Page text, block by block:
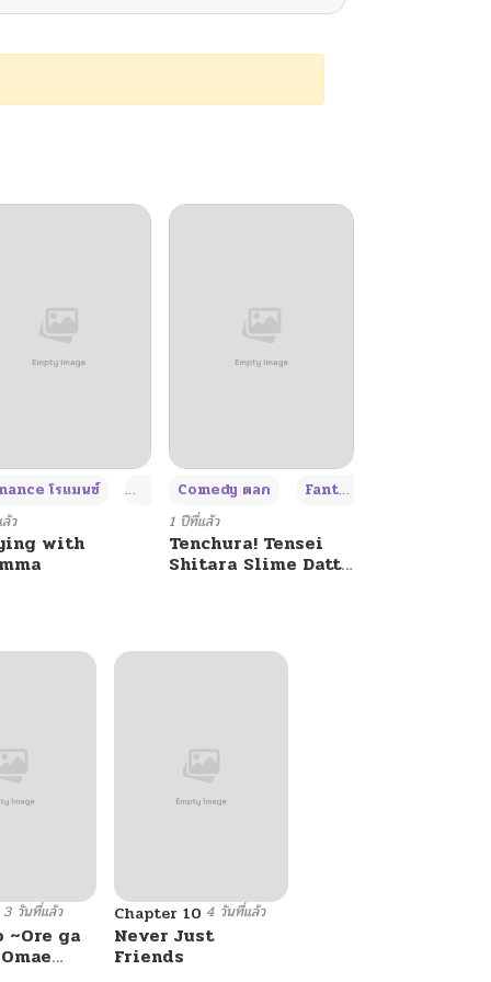
+4
โรแมนซ์ Adult ผู้ใหญ่ +4
ว
with
Comedy ตลก Fantasy แฟนตาซี
1 ปีที่แล้ว
Tenchura! Tensei
Shitara Slime Datta
3 วันที่แล้ว
~Ore ga
Chapter 10 4 วันที่แล้ว
Never Just
Friends